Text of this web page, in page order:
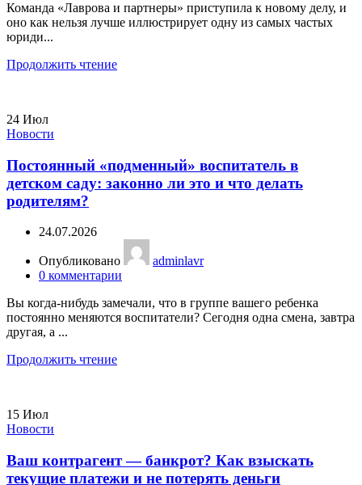
Команда «Лаврова и партнеры» приступила к новому делу, и
оно как нельзя лучше иллюстрирует одну из самых частых
юриди...
Продолжить чтение
24 Июл
Новости
Постоянный «подменный» воспитатель в
детском саду: законно ли это и что делать
родителям?
24.07.2026
Опубликовано
adminlavr
0 комментарии
Вы когда-нибудь замечали, что в группе вашего ребенка
постоянно меняются воспитатели? Сегодня одна смена, завтра
другая, а ...
Продолжить чтение
15 Июл
Новости
Ваш контрагент — банкрот? Как взыскать
текущие платежи и не потерять деньги